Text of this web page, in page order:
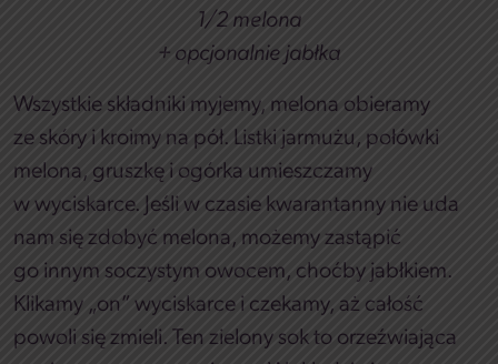
1/2 melona
+ opcjonalnie jabłka
Wszystkie składniki myjemy, melona obieramy
ze skóry i kroimy na pół. Listki jarmużu, połówki
melona, gruszkę i ogórka umieszczamy
w wyciskarce. Jeśli w czasie kwarantanny nie uda
nam się zdobyć melona, możemy zastąpić
go innym soczystym owocem, choćby jabłkiem.
Klikamy „on” wyciskarce i czekamy, aż całość
powoli się zmieli. Ten zielony sok to orzeźwiająca